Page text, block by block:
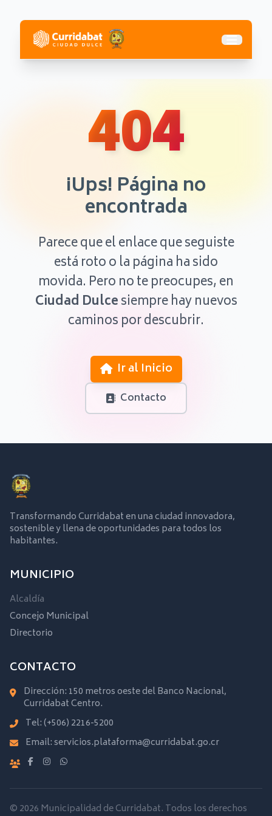
Abrir
404
¡Ups! Página no
encontrada
Parece que el enlace que seguiste
está roto o la página ha sido
movida. Pero no te preocupes, en
Ciudad Dulcesiempre hay nuevos
caminos por descubrir.
Ir al Inicio
Contacto
Transformando Curridabat en una ciudad innovadora,
sostenible y llena de oportunidades para todos los
habitantes.
MUNICIPIO
Alcaldía
Concejo Municipal
Directorio
CONTACTO
Dirección: 150 metros oeste del Banco Nacional,
Curridabat Centro.
Tel:(+506) 2216-5200
Email:servicios.plataforma@curridabat.go.cr
© 2026 Municipalidad de Curridabat. Todos los derechos